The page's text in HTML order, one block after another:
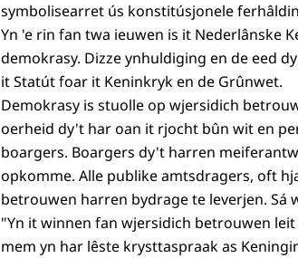
symbolisearret ús konstitúsjonele
Yn 'e rin fan twa ieuwen is it Nederlânske
demokrasy. Dizze ynhuldiging en de eed
it Statút foar it Keninkryk en de Grûnwet.
Demokrasy is stuolle op wjersidich
oerheid dy't har oan it rjocht bûn wit en
boargers. Boargers dy't harren
opkomme. Alle publike amtsdragers, oft
betrouwen harren bydrage te leverjen. Sá
"Yn it winnen fan wjersidich betrouwen
mem yn har lêste krysttaspraak as